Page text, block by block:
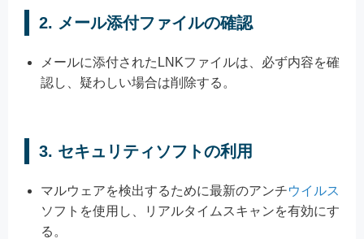
2. メール添付ファイルの確認
メールに添付されたLNKファイルは、必ず内容を確
認し、疑わしい場合は削除する。
3. セキュリティソフトの利用
マルウェアを検出するために最新のアンチウイルス
ソフトを使用し、リアルタイムスキャンを有効にす
る。